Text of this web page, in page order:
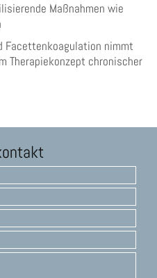
Maßnahmen wie
nimmt
Therapiekonzept chronischer